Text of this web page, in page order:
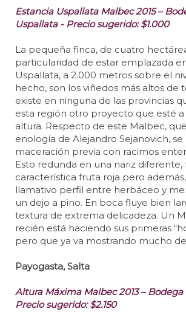
Estancia Uspallata Malbec 2015 –
Uspallata - Precio sugerido: $1.000
La pequeña finca, de cuatro
particularidad de estar emplazada
Uspallata, a 2.000 metros sobre el
hecho, son los viñedos más altos de
existe en ninguna de las provincias
esta región otro proyecto que esté a
altura. Respecto de este Malbec,
enología de Alejandro Sejanovich, se
maceración previa con racimos
Esto redunda en una nariz diferente,
característica fruta roja pero
llamativo perfil entre herbáceo y
un dejo a pino. En boca fluye bien
textura de extrema delicadeza. Un
recién está haciendo sus primeras
pero que ya va mostrando mucho
Payogasta, Salta
Altura Máxima Malbec 2013 – Bodega
Precio sugerido: $2.150